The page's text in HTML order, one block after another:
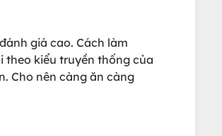
giá cao. Cách làm
theo kiểu truyền thống của
Cho nên càng ăn càng